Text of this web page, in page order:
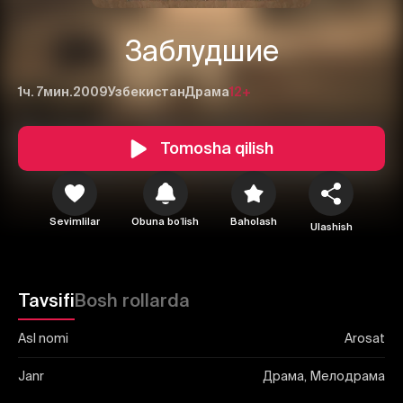
Заблудшие
1ч. 7мин.2009УзбекистанДрама12+
Tomosha qilish
Sevimlilar Obuna boʻlish Baholash Ulashish
TavsifiBosh rollarda
Asl nomi Arosat
Janr Драма, Мелодрама
1 2
Yuborish